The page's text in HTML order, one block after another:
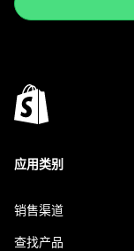
应用类别
销售渠道
查找产品